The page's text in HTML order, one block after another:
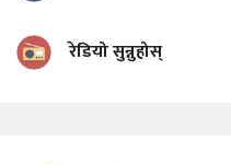
रेडियो सुन्नुहोस्